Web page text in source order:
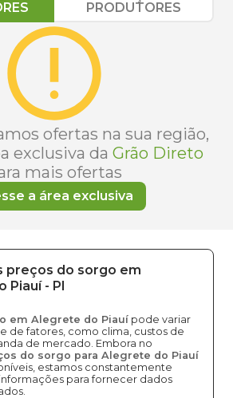
PRODUTORES
ofertas na sua região,
exclusiva da Grão Direto
mais ofertas
a área exclusiva
preços do sorgo em
Piauí - PI
em Alegrete do Piauí pode variar
de fatores, como clima, custos de
de mercado. Embora no
do sorgo para Alegrete do Piauí
estamos constantemente
para fornecer dados